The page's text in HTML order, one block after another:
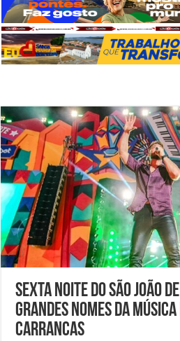
Sexta noite do São João
grandes nomes da
Carrancas